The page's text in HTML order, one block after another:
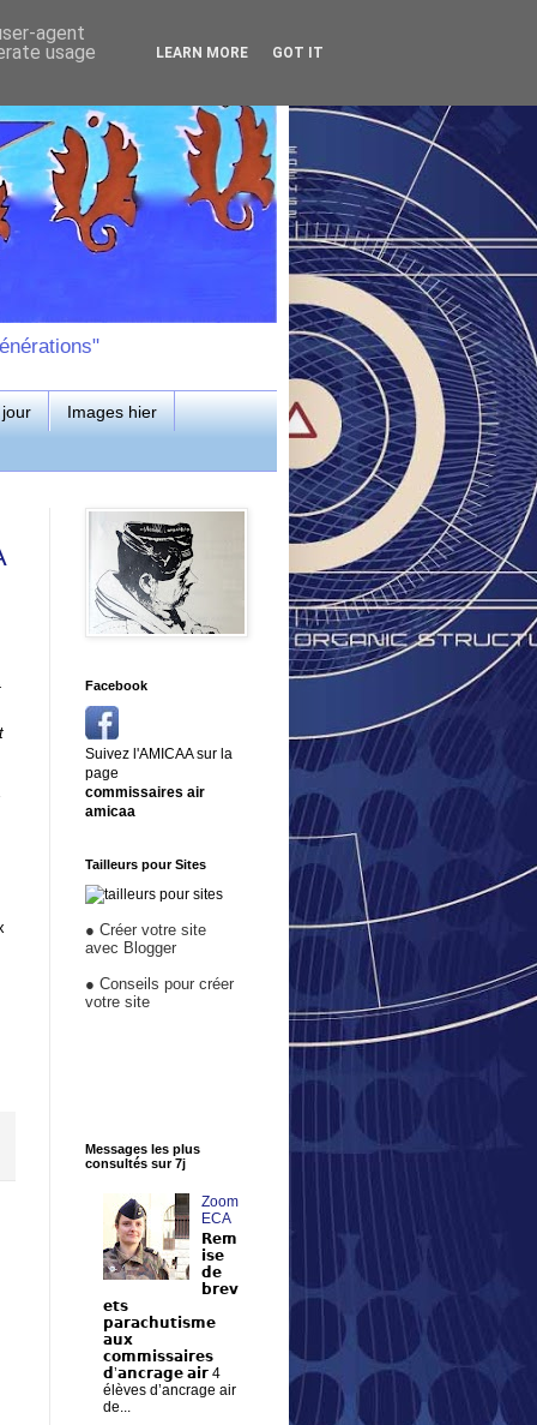
Images hier
Facebook
Suivez l'AMICAA sur la
page
commissaires air
amicaa
Tailleurs pour Sites
● Créer votre site
avec Blogger
● Conseils pour créer
votre site
Messages les plus
consultés sur 7j
Zoom
ECA
𝗥𝗲𝗺
𝗶𝘀𝗲
𝗱𝗲
𝗯𝗿𝗲𝘃
𝗲𝘁𝘀
𝗽𝗮𝗿𝗮𝗰𝗵𝘂𝘁𝗶𝘀𝗺𝗲
𝗮𝘂𝘅
𝗰𝗼𝗺𝗺𝗶𝘀𝘀𝗮𝗶𝗿𝗲𝘀
𝗱’𝗮𝗻𝗰𝗿𝗮𝗴𝗲 𝗮𝗶𝗿 4
élèves d’ancrage air
de...
agent
usage
LEARN MORE GOT IT